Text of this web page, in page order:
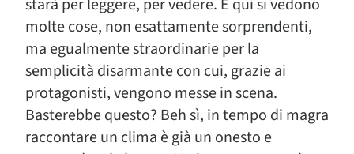
starà per leggere, per vedere. E qui si vedono
molte cose, non esattamente sorprendenti,
ma egualmente straordinarie per la
semplicità disarmante con cui, grazie ai
protagonisti, vengono messe in scena.
Basterebbe questo? Beh sì, in tempo di magra
raccontare un clima è già un onesto e